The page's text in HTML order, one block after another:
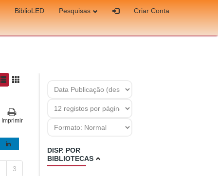
BiblioLED Pesquisas
Criar Conta
Imprimir
3
DISP. POR
BIBLIOTECAS